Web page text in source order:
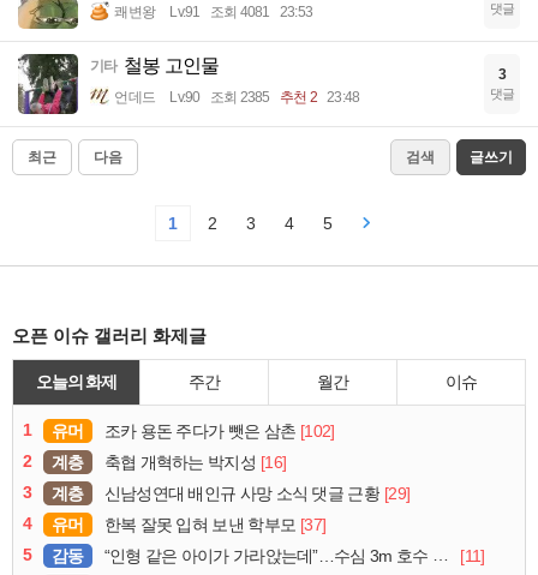
쾌변왕 Lv.91 조회 4081 23:53 댓글
기타 철봉 고인물
언데드 Lv.90 조회 2385 추천 2 23:48
3
댓글
최근 다음 검색 글쓰기
1 2 3 4 5
오픈 이슈 갤러리 화제글
오늘의 화제 주간 월간 이슈
1 유머 조카 용돈 주다가 뺏은 삼촌 [102]
2
계층 축협 개혁하는 박지성 [16]
3
계층 신남성연대 배인규 사망 소식 댓글 근황 [29]
4
유머 한복 잘못 입혀 보낸 학부모 [37]
5
감동 “인형 같은 아이가 가라앉는데”…수심 3m 호수 뛰어든 60대 의인
[11]